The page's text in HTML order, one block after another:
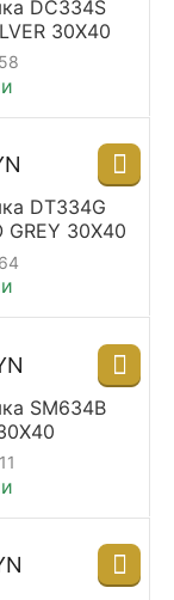
DC334S
30X40
DT334G
GREY 30X40
SM634B